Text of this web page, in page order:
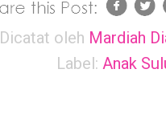
Dicatat oleh Mardiah
Label:Anak